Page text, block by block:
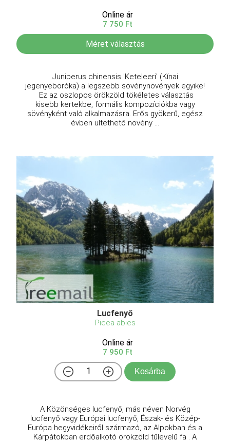
Online ár
7 750 Ft
Méret választás
Juniperus chinensis 'Keteleeri' (Kínai
jegenyeboróka) a legszebb sövénynövények egyike!
Ez az oszlopos örökzöld tökéletes választás
kisebb kertekbe, formális kompozíciókba vagy
sövényként való alkalmazásra. Erős gyökerű, egész
évben ültethető növény ...
Lucfenyő
Picea abies
Online ár
7 950 Ft
Kosárba
A Közönséges lucfenyő, más néven Norvég
lucfenyő vagy Európai lucfenyő, Észak- és Közép-
Európa hegyvidékeiről származó, az Alpokban és a
Kárpátokban erdőalkotó örökzöld tűlevelű fa . A